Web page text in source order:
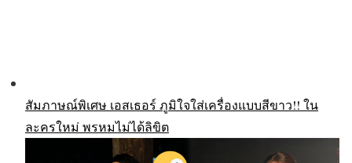
สัมภาษณ์พิเศษ เอสเธอร์ ภูมิใจใส่เครื่องแบบสีขาว!! ใน
ละครใหม่ พรหมไม่ได้ลิขิต